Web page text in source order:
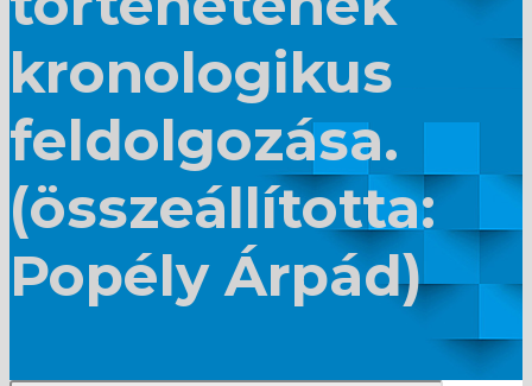
kronologikus
feldolgozása.
(összeállította:
Popély Árpád)